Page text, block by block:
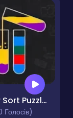
Water Sort Puzzle 2